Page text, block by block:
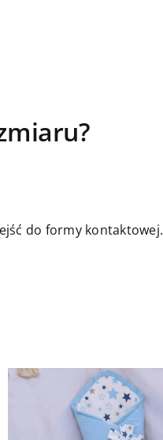
do formy kontaktowej.